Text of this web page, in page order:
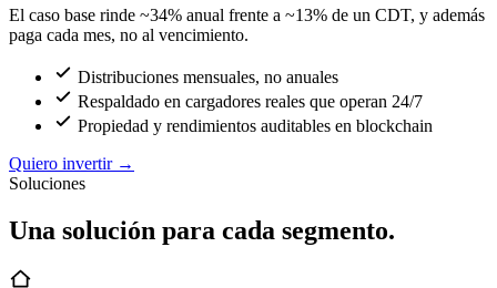
El caso base rinde ~34% anual frente a ~13% de un CDT, y además
paga cada mes, no al vencimiento.
Distribuciones mensuales, no anuales
Respaldado en cargadores reales que operan 24/7
Propiedad y rendimientos auditables en blockchain
Quiero invertir →
Soluciones
Una solución para cada segmento.